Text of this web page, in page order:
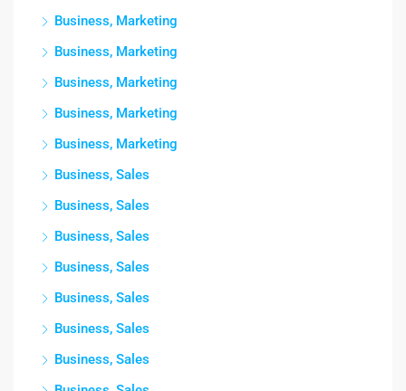
Business, Marketing
Business, Marketing
Business, Marketing
Business, Marketing
Business, Marketing
Business, Sales
Business, Sales
Business, Sales
Business, Sales
Business, Sales
Business, Sales
Business, Sales